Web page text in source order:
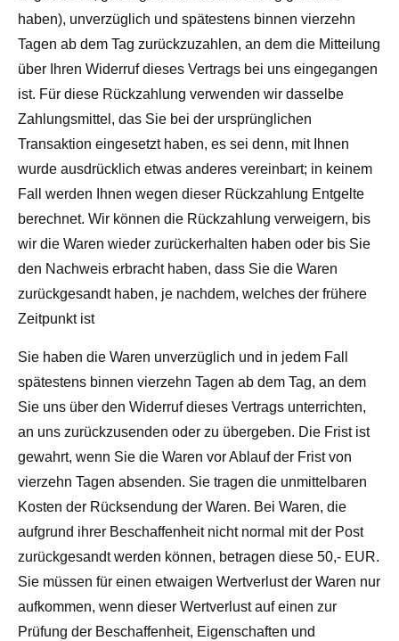
haben), unverzüglich und spätestens binnen vierzehn
Tagen ab dem Tag zurückzuzahlen, an dem die Mitteilung
über Ihren Widerruf dieses Vertrags bei uns eingegangen
ist. Für diese Rückzahlung verwenden wir dasselbe
Zahlungsmittel, das Sie bei der ursprünglichen
Transaktion eingesetzt haben, es sei denn, mit Ihnen
wurde ausdrücklich etwas anderes vereinbart; in keinem
Fall werden Ihnen wegen dieser Rückzahlung Entgelte
berechnet. Wir können die Rückzahlung verweigern, bis
wir die Waren wieder zurückerhalten haben oder bis Sie
den Nachweis erbracht haben, dass Sie die Waren
zurückgesandt haben, je nachdem, welches der frühere
Zeitpunkt ist
Sie haben die Waren unverzüglich und in jedem Fall
spätestens binnen vierzehn Tagen ab dem Tag, an dem
Sie uns über den Widerruf dieses Vertrags unterrichten,
an uns zurückzusenden oder zu übergeben. Die Frist ist
gewahrt, wenn Sie die Waren vor Ablauf der Frist von
vierzehn Tagen absenden. Sie tragen die unmittelbaren
Kosten der Rücksendung der Waren. Bei Waren, die
aufgrund ihrer Beschaffenheit nicht normal mit der Post
zurückgesandt werden können, betragen diese 50,- EUR.
Sie müssen für einen etwaigen Wertverlust der Waren nur
aufkommen, wenn dieser Wertverlust auf einen zur
Prüfung der Beschaffenheit, Eigenschaften und